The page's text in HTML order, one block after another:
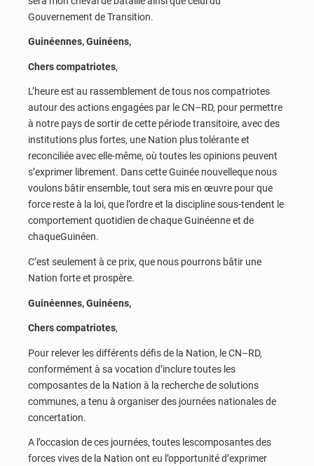
Gouvernement de Transition.
Guinéennes, Guinéens,
Chers compatriotes,
L’heure est au rassemblement de tous nos compatriotes
autour des actions engagées par le CN–RD, pour permettre
à notre pays de sortir de cette période transitoire, avec des
institutions plus fortes, une Nation plus tolérante et
reconciliée avec elle-même, où toutes les opinions peuvent
s’exprimer librement. Dans cette Guinée nouvelleque nous
voulons bâtir ensemble, tout sera mis en œuvre pour que
force reste à la loi, que l’ordre et la discipline sous-tendent le
comportement quotidien de chaque Guinéenne et de
chaqueGuinéen.
C’est seulement à ce prix, que nous pourrons bâtir une
Nation forte et prospère.
Guinéennes, Guinéens,
Chers compatriotes,
Pour relever les différents défis de la Nation, le CN–RD,
conformément à sa vocation d’inclure toutes les
composantes de la Nation à la recherche de solutions
communes, a tenu à organiser des journées nationales de
concertation.
A l’occasion de ces journées, toutes lescomposantes des
forces vives de la Nation ont eu l’opportunité d’exprimer